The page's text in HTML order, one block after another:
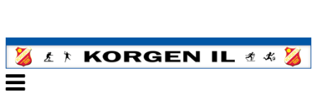
Veksle
navigasjon